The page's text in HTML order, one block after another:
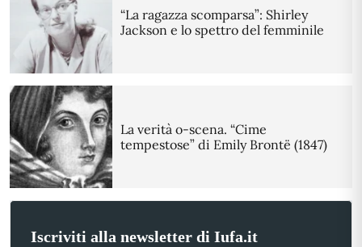
“La ragazza scomparsa”: Shirley
Jackson e lo spettro del femminile
La verità o-scena. “Cime
tempestose” di Emily Brontë (1847)
Iscriviti alla newsletter di Iufa.it